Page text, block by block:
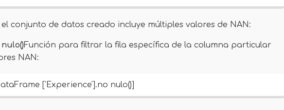
conjunto de datos creado incluye múltiples valores de NAN:
Función para filtrar la fila específica de la columna particular
NAN:
['Experience'].no nulo()]